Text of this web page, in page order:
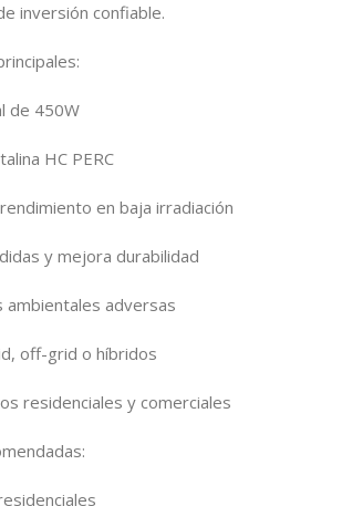
inversión confiable.
de 450W
HC PERC
en baja irradiación
y mejora durabilidad
ambientales adversas
off-grid o híbridos
residenciales y comerciales